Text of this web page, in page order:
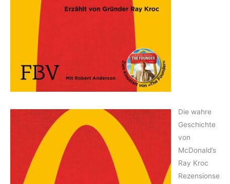
Die wahre
Geschichte
von
McDonald’s
Ray Kroc
Rezensionse